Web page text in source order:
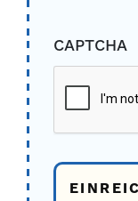
CAPTCHA